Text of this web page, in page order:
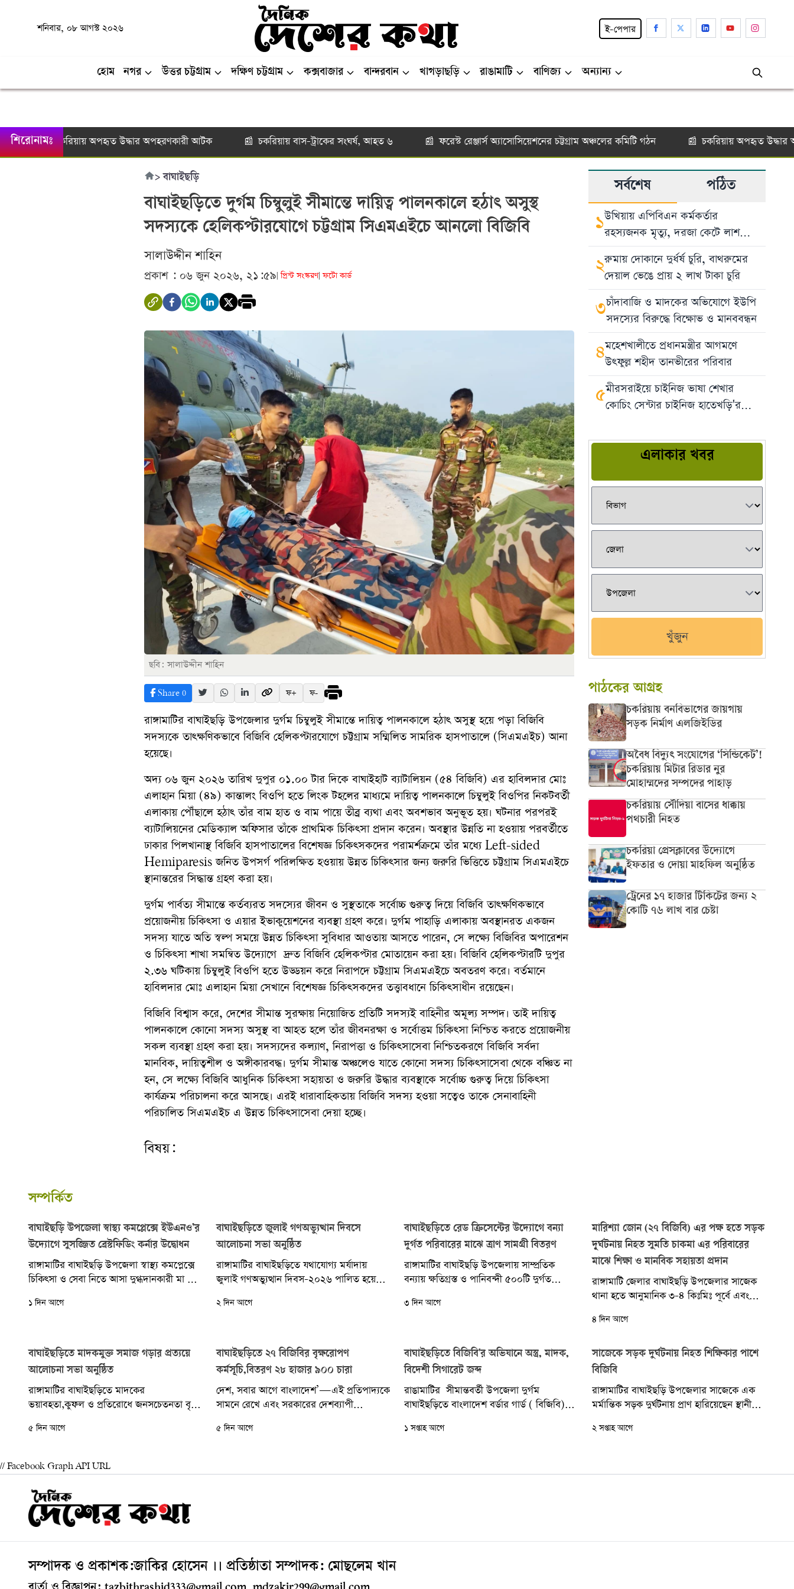
শনিবার, ০৮ আগস্ট ২০২৬ ই-পেপার
হোম নগর উত্তর চট্টগ্রাম দক্ষিণ চট্টগ্রাম কক্সবাজার বান্দরবান খাগড়াছড়ি রাঙামাটি বাণিজ্য অন্যান্য
শিরোনামঃ
📰 চকরিয়ায় অপহৃত উদ্ধার অপহরণকারী আটক চকরিয়ায় বাস-ট্রাকের সংঘর্ষ, আহত ৬ ফরেস্ট রেঞ্জার্স অ্যাসোসিয়েশনের চট্টগ্রাম অঞ্চলের কমিটি গঠন চকরিয়ায় অপহৃত উদ্ধার
>বাঘাইছড়ি
বাঘাইছড়িতে দুর্গম চিম্বুলুই সীমান্তে দায়িত্ব পালনকালে হঠাৎ অসুস্থ
সদস্যকে হেলিকপ্টারযোগে চট্টগ্রাম সিএমএইচে আনলো বিজিবি
সালাউদ্দীন শাহিন
প্রকাশ : ০৬ জুন ২০২৬, ২১:৫৯ প্রিন্ট সংস্করণ| ফটো কার্ড
ছবি: সালাউদ্দীন শাহিন
Share 0 ফ+ ফ-
রাঙ্গামাটির বাঘাইছড়ি উপজেলার দুর্গম চিম্বুলুই সীমান্তে দায়িত্ব পালনকালে হঠাৎ অসুস্থ হয়ে পড়া বিজিবি
সদস্যকে তাৎক্ষণিকভাবে বিজিবি হেলিকপ্টারযোগে চট্টগ্রাম সম্মিলিত সামরিক হাসপাতালে (সিএমএইচ) আনা
হয়েছে।
অদ্য ০৬ জুন ২০২৬ তারিখ দুপুর ০১.০০ টার দিকে বাঘাইহাট ব্যাটালিয়ন (৫৪ বিজিবি) এর হাবিলদার মোঃ
এলাহান মিয়া (৪৯) কান্তালং বিওপি হতে লিংক টহলের মাধ্যমে দায়িত্ব পালনকালে চিম্বুলুই বিওপির নিকটবর্তী
এলাকায় পৌঁছালে হঠাৎ তাঁর বাম হাত ও বাম পায়ে তীব্র ব্যথা এবং অবশভাব অনুভূত হয়। ঘটনার পরপরই
ব্যাটালিয়নের মেডিক্যাল অফিসার তাঁকে প্রাথমিক চিকিৎসা প্রদান করেন। অবস্থার উন্নতি না হওয়ায় পরবর্তীতে
ঢাকার পিলখানাস্থ বিজিবি হাসপাতালের বিশেষজ্ঞ চিকিৎসকদের পরামর্শক্রমে তাঁর মধ্যে Left-sided
Hemiparesis জনিত উপসর্গ পরিলক্ষিত হওয়ায় উন্নত চিকিৎসার জন্য জরুরি ভিত্তিতে চট্টগ্রাম সিএমএইচে
স্থানান্তরের সিদ্ধান্ত গ্রহণ করা হয়।
দুর্গম পার্বত্য সীমান্তে কর্তব্যরত সদস্যের জীবন ও সুস্থতাকে সর্বোচ্চ গুরুত্ব দিয়ে বিজিবি তাৎক্ষণিকভাবে
প্রয়োজনীয় চিকিৎসা ও এয়ার ইভাকুয়েশনের ব্যবস্থা গ্রহণ করে। দুর্গম পাহাড়ি এলাকায় অবস্থানরত একজন
সদস্য যাতে অতি স্বল্প সময়ে উন্নত চিকিৎসা সুবিধার আওতায় আসতে পারেন, সে লক্ষ্যে বিজিবির অপারেশন
ও চিকিৎসা শাখা সমন্বিত উদ্যোগে দ্রুত বিজিবি হেলিকপ্টার মোতায়েন করা হয়। বিজিবি হেলিকপ্টারটি দুপুর
২.৩৬ ঘটিকায় চিম্বুলুই বিওপি হতে উড্ডয়ন করে নিরাপদে চট্টগ্রাম সিএমএইচে অবতরণ করে। বর্তমানে
হাবিলদার মোঃ এলাহান মিয়া সেখানে বিশেষজ্ঞ চিকিৎসকদের তত্ত্বাবধানে চিকিৎসাধীন রয়েছেন।
বিজিবি বিশ্বাস করে, দেশের সীমান্ত সুরক্ষায় নিয়োজিত প্রতিটি সদস্যই বাহিনীর অমূল্য সম্পদ। তাই দায়িত্ব
পালনকালে কোনো সদস্য অসুস্থ বা আহত হলে তাঁর জীবনরক্ষা ও সর্বোত্তম চিকিৎসা নিশ্চিত করতে প্রয়োজনীয়
সকল ব্যবস্থা গ্রহণ করা হয়। সদস্যদের কল্যাণ, নিরাপত্তা ও চিকিৎসাসেবা নিশ্চিতকরণে বিজিবি সর্বদা
মানবিক, দায়িত্বশীল ও অঙ্গীকারবদ্ধ। দুর্গম সীমান্ত অঞ্চলেও যাতে কোনো সদস্য চিকিৎসাসেবা থেকে বঞ্চিত না
হন, সে লক্ষ্যে বিজিবি আধুনিক চিকিৎসা সহায়তা ও জরুরি উদ্ধার ব্যবস্থাকে সর্বোচ্চ গুরুত্ব দিয়ে চিকিৎসা
কার্যক্রম পরিচালনা করে আসছে। এরই ধারাবাহিকতায় বিজিবি সদস্য হওয়া সত্বেও তাকে সেনাবাহিনী
পরিচালিত সিএমএইচ এ উন্নত চিকিৎসাসেবা দেয়া হচ্ছে।
বিষয়:
সর্বশেষ পঠিত
১উখিয়ায় এপিবিএন কর্মকর্তার
রহস্যজনক মৃত্যু, দরজা কেটে লাশ
উদ্ধার
২রুমায় দোকানে দুর্ধর্ষ চুরি, বাথরুমের
দেয়াল ভেঙে প্রায় ২ লাখ টাকা চুরি
৩চাঁদাবাজি ও মাদকের অভিযোগে ইউপি
সদস্যের বিরুদ্ধে বিক্ষোভ ও মানববন্ধন
৪মহেশখালীতে প্রধানমন্ত্রীর আগমণে
উৎফুল্ল শহীদ তানভীরের পরিবার ‎
৫মীরসরাইয়ে চাইনিজ ভাষা শেখার
কোচিং সেন্টার চাইনিজ হাতেখড়ি'র
এলাকার খবর
খুঁজুন
পাঠকের আগ্রহ
চকরিয়ায় বনবিভাগের জায়গায়
সড়ক নির্মাণ এলজিইডির
অবৈধ বিদ্যুৎ সংযোগের ‘সিন্ডিকেট’!
চকরিয়ায় মিটার রিডার নুর
মোহাম্মদের সম্পদের পাহাড়
চকরিয়ায় সৌদিয়া বাসের ধাক্কায়
পথচারী নিহত
চকরিয়া প্রেসক্লাবের উদ্যোগে
ইফতার ও দোয়া মাহফিল অনুষ্ঠিত
ট্রেনের ১৭ হাজার টিকিটের জন্য ২
কোটি ৭৬ লাখ বার চেষ্টা
সম্পর্কিত
বাঘাইছড়ি উপজেলা স্বাস্থ্য কমপ্লেক্সে ইউএনও’র
উদ্যোগে সুসজ্জিত ব্রেস্টফিডিং কর্নার উদ্বোধন
রাঙ্গামাটির বাঘাইছড়ি উপজেলা স্বাস্থ্য কমপ্লেক্সে
চিকিৎসা ও সেবা নিতে আসা দুগ্ধদানকারী মা ও
কর্নার’ (বেস্ট...
১ দিন আগে
বাঘাইছড়িতে জুলাই গণঅভ্যুত্থান দিবসে
আলোচনা সভা অনুষ্ঠিত
রাঙ্গামাটির বাঘাইছড়িতে যথাযোগ্য মর্যাদায়
জুলাই গণঅভ্যুত্থান দিবস-২০২৬ পালিত হয়েছে।
আলোচনা সভা অনুষ্ঠিত হয়েছে। বুধবার (৫...
২ দিন আগে
বাঘাইছড়িতে রেড ক্রিসেন্টের উদ্যোগে বন্যা
দুর্গত পরিবারের মাঝে ত্রাণ সামগ্রী বিতরণ
রাঙ্গামাটির বাঘাইছড়ি উপজেলায় সাম্প্রতিক
বন্যায় ক্ষতিগ্রস্ত ও পানিবন্দী ৫০০টি দুর্গত
সোসাইটি রাঙ্গামাটি জেলা শাখার উদ্যোগে...
৩ দিন আগে
মারিশ্যা জোন (২৭ বিজিবি) এর পক্ষ হতে সড়ক
দূর্ঘটনায় নিহত সুমতি চাকমা এর পরিবারের
মাঝে শিক্ষা ও মানবিক সহায়তা প্রদান
রাঙ্গামাটি জেলার বাঘাইছড়ি উপজেলার সাজেক
থানা হতে আনুমানিক ৩-৪ কিঃমিঃ পূর্বে এবং
৪ দিন আগে
বাঘাইছড়িতে মাদকমুক্ত সমাজ গড়ার প্রত্যয়ে
আলোচনা সভা অনুষ্ঠিত
রাঙ্গামাটির বাঘাইছড়িতে মাদকের
ভয়াবহতা,কুফল ও প্রতিরোধে জনসচেতনতা বৃদ্ধি
আলোচনা সভা অনুষ্ঠিত হয়েছে। বাঘাইছড়ি
৫ দিন আগে
বাঘাইছড়িতে ২৭ বিজিবির বৃক্ষরোপণ
কর্মসূচি,বিতরণ ২৮ হাজার ৯০০ চারা
দেশ, সবার আগে বাংলাদেশ’—এই প্রতিপাদ্যকে
সামনে রেখে এবং সরকারের দেশব্যাপী
বাঘাইছড়িতে বৃক্ষরোপণ কর্মসূচি পালন করেছে...
৫ দিন আগে
বাঘাইছড়িতে বিজিবি'র অভিযানে অস্ত্র, মাদক,
বিদেশী সিগারেট জব্দ
রাঙামাটির সীমান্তবর্তী উপজেলা দুর্গম
বাঘাইছড়িতে বাংলাদেশ বর্ডার গার্ড ( বিজিবি)
সিগারেট জব্দ করেছে। বৃহস্পতিবার...
১ সপ্তাহ আগে
সাজেকে সড়ক দুর্ঘটনায় নিহত শিক্ষিকার পাশে
বিজিবি
রাঙ্গামাটির বাঘাইছড়ি উপজেলার সাজেকে এক
মর্মান্তিক সড়ক দুর্ঘটনায় প্রাণ হারিয়েছেন স্থানীয়
মাচলং সড়কে বিজিবির...
২ সপ্তাহ আগে
// Facebook Graph API URL
সম্পাদক ও প্রকাশক:জাকির হোসেন ।। প্রতিষ্ঠাতা সম্পাদক: মোছলেম খান